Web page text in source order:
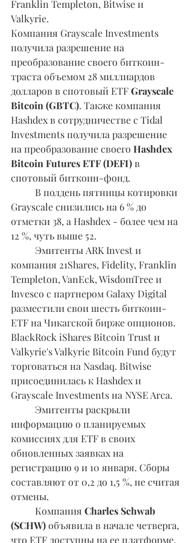
Franklin Templeton, Bitwise и
Valkyrie.
Компания Grayscale Investments
получила разрешение на
преобразование своего биткоин-
траста объемом 28 миллиардов
долларов в спотовый ETF Grayscale
Bitcoin (GBTC). Также компания
Hashdex в сотрудничестве с Tidal
Investments получила разрешение
на преобразование своего Hashdex
Bitcoin Futures ETF (DEFI) в
спотовый биткоин-фонд.
Grayscale снизились на 6 % до
отметки 38, а Hashdex - более чем на
12 %, чуть выше 52.
компания 21Shares, Fidelity, Franklin
Templeton, VanEck, WisdomTree и
Invesco с партнером Galaxy Digital
разместили свои шесть биткоин-
ETF на Чикагской бирже опционов.
BlackRock iShares Bitcoin Trust и
Valkyrie's Valkyrie Bitcoin Fund будут
торговаться на Nasdaq. Bitwise
присоединилась к Hashdex и
Grayscale Investments на NYSE Arca.
информацию о планируемых
комиссиях для ETF в своих
обновленных заявках на
регистрацию 9 и 10 января. Сборы
составляют от 0,2 до 1,5 %, не считая
отмены.
	Компания
Charles Schwab
(SCHW) объявила в начале четверга,
что ETF доступны на ее платформе,